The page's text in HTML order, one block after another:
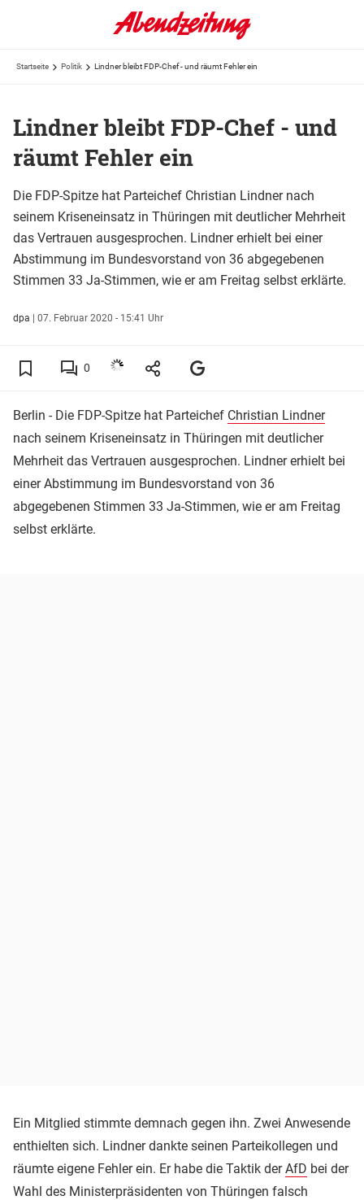
Startseite Politik Lindner bleibt FDP-Chef - und räumt Fehler ein
Lindner bleibt FDP-Chef - und
räumt Fehler ein
Die FDP-Spitze hat Parteichef Christian Lindner nach
seinem Kriseneinsatz in Thüringen mit deutlicher Mehrheit
das Vertrauen ausgesprochen. Lindner erhielt bei einer
Abstimmung im Bundesvorstand von 36 abgegebenen
Stimmen 33 Ja-Stimmen, wie er am Freitag selbst erklärte.
dpa | 07. Februar 2020 - 15:41 Uhr
0
Berlin - Die FDP-Spitze hat Parteichef Christian Lindner
nach seinem Kriseneinsatz in Thüringen mit deutlicher
Mehrheit das Vertrauen ausgesprochen. Lindner erhielt bei
einer Abstimmung im Bundesvorstand von 36
abgegebenen Stimmen 33 Ja-Stimmen, wie er am Freitag
selbst erklärte.
Ein Mitglied stimmte demnach gegen ihn. Zwei Anwesende
enthielten sich. Lindner dankte seinen Parteikollegen und
räumte eigene Fehler ein. Er habe die Taktik derAfD bei der
Wahl des Ministerpräsidenten von Thüringen falsch